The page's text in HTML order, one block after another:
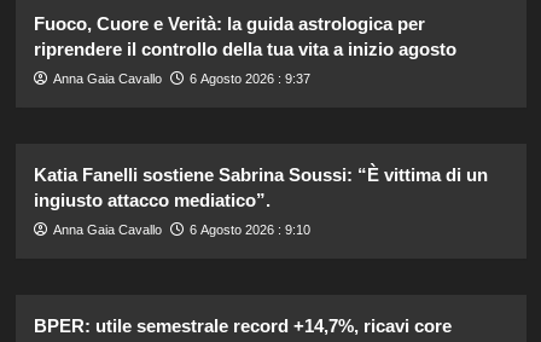
Fuoco, Cuore e Verità: la guida astrologica per
riprendere il controllo della tua vita a inizio agosto
Anna Gaia Cavallo 6 Agosto 2026 : 9:37
Katia Fanelli sostiene Sabrina Soussi: “È vittima di un
ingiusto attacco mediatico”.
Anna Gaia Cavallo 6 Agosto 2026 : 9:10
BPER: utile semestrale record +14,7%, ricavi core